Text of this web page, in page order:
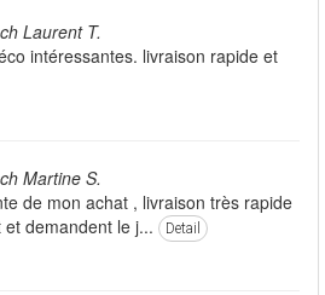
Laurent T.
intéressantes. livraison rapide et
Martine S.
de mon achat , livraison très rapide
demandent le j...
Detail